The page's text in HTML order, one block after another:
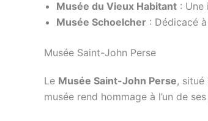
Musée du Vieux Habitant : Une
Musée Schoelcher : Dédicacé
Musée Saint-John Perse
Le Musée Saint-John Perse, situé
musée rend hommage à l’un de